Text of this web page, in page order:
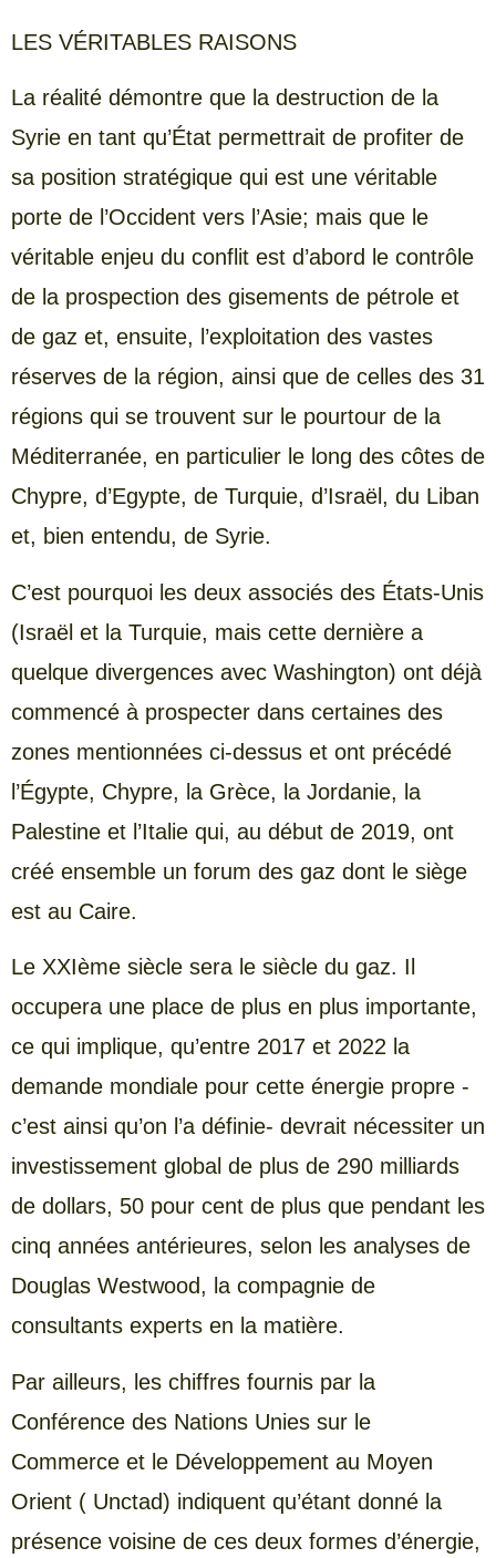
LES VÉRITABLES RAISONS
La réalité démontre que la destruction de la
Syrie en tant qu’État permettrait de profiter de
sa position stratégique qui est une véritable
porte de l’Occident vers l’Asie; mais que le
véritable enjeu du conflit est d’abord le contrôle
de la prospection des gisements de pétrole et
de gaz et, ensuite, l’exploitation des vastes
réserves de la région, ainsi que de celles des 31
régions qui se trouvent sur le pourtour de la
Méditerranée, en particulier le long des côtes de
Chypre, d’Egypte, de Turquie, d’Israël, du Liban
et, bien entendu, de Syrie.
C’est pourquoi les deux associés des États-Unis
(Israël et la Turquie, mais cette dernière a
quelque divergences avec Washington) ont déjà
commencé à prospecter dans certaines des
zones mentionnées ci-dessus et ont précédé
l’Égypte, Chypre, la Grèce, la Jordanie, la
Palestine et l’Italie qui, au début de 2019, ont
créé ensemble un forum des gaz dont le siège
est au Caire.
Le XXIème siècle sera le siècle du gaz. Il
occupera une place de plus en plus importante,
ce qui implique, qu’entre 2017 et 2022 la
demande mondiale pour cette énergie propre -
c’est ainsi qu’on l’a définie- devrait nécessiter un
investissement global de plus de 290 milliards
de dollars, 50 pour cent de plus que pendant les
cinq années antérieures, selon les analyses de
Douglas Westwood, la compagnie de
consultants experts en la matière.
Par ailleurs, les chiffres fournis par la
Conférence des Nations Unies sur le
Commerce et le Développement au Moyen
Orient ( Unctad) indiquent qu’étant donné la
présence voisine de ces deux formes d’énergie,